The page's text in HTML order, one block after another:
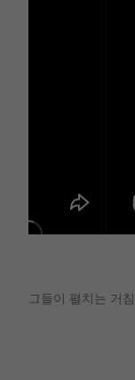
그들이 펼치는 거